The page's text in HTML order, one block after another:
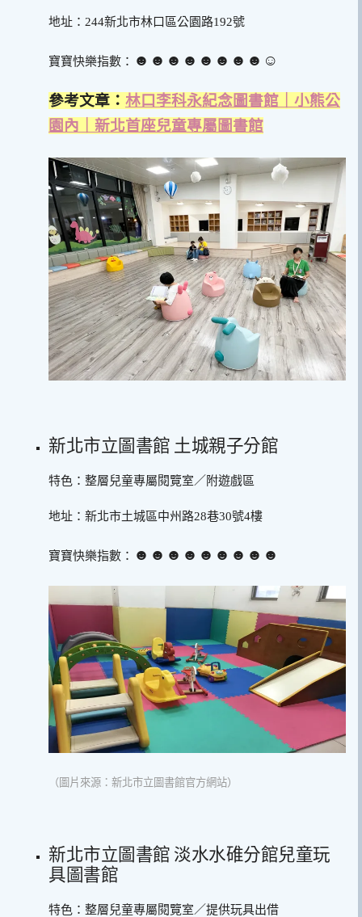
地址：244新北市林口區公園路192號
寶寶快樂指數： ☻☻☻☻☻☻☻☻☺︎
參考文章： 林口李科永紀念圖書館｜小熊公
園內｜新北首座兒童專屬圖書館
新北市立圖書館 土城親子分館
特色：整層兒童專屬閱覽室／附遊戲區
地址：新北市土城區中州路28巷30號4樓
寶寶快樂指數： ☻☻☻☻☻☻☻☻☻
（圖片來源：新北市立圖書館官方網站）
新北市立圖書館 淡水水碓分館兒童玩
具圖書館
特色：整層兒童專屬閱覽室／提供玩具出借